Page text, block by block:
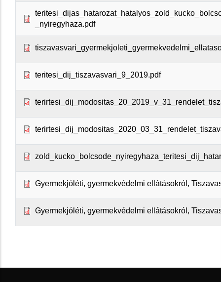
_nyiregyhaza.pdf
teritesi_dij_tiszavasvari_9_2019.pdf
Gyermekjóléti, gyermekvédelmi ellátásokról,
Gyermekjóléti, gyermekvédelmi ellátásokról,